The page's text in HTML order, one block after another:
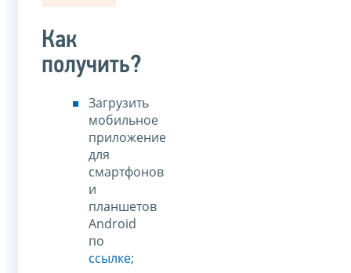
Как
получить?
Загрузить
мобильное
приложение
для
смартфонов
и
планшетов
Android
по
ссылке;